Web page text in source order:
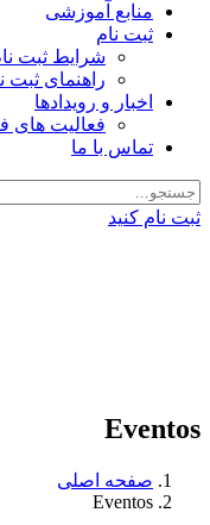
منابع آموزشی
ثبت نام
شرایط ثبت
راهنمای ثبت
اخبار و رویدادها
فعالیت های
تماس با ما
ثبت نام کنید
Eventos
صفحه اصلی
Eventos